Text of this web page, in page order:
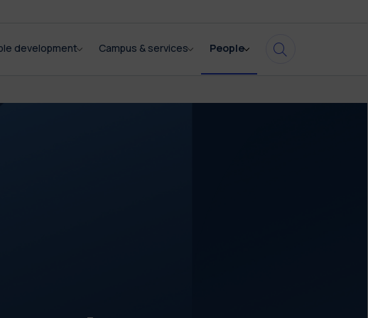
development Campus & services People